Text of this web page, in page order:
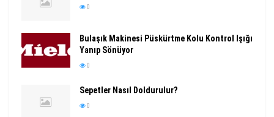
0
Bulaşık Makinesi Püskürtme Kolu Kontrol Işığı
Yanıp Sönüyor
0
Sepetler Nasıl Doldurulur?
0